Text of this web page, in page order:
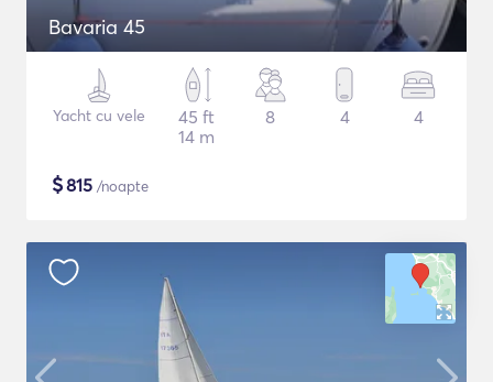
Bavaria 45
Yacht cu vele
45 ft
14 m
8 4 4
$815 /noapte